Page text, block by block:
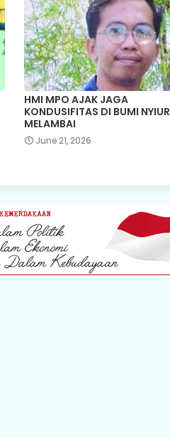
HMI MPO AJAK JAGA
KONDUSIFITAS DI BUMI NYIUR
MELAMBAI
June 21, 2026